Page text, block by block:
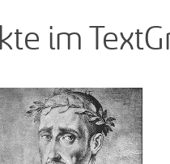
im